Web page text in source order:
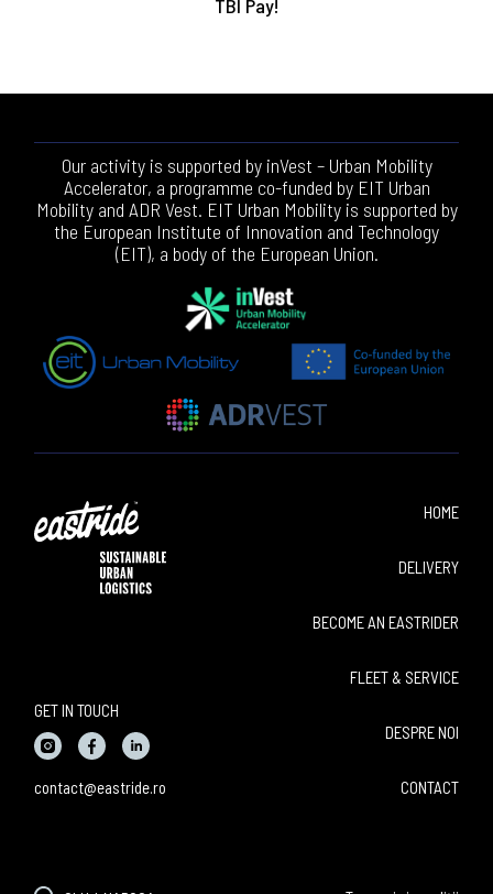
TBI Pay!
Our activity is supported by inVest – Urban Mobility
Accelerator, a programme co-funded by EIT Urban
Mobility and ADR Vest. EIT Urban Mobility is supported by
the European Institute of Innovation and Technology
(EIT), a body of the European Union.
GET IN TOUCH
contact@eastride.ro
HOME
DELIVERY
BECOME AN EASTRIDER
FLEET & SERVICE
DESPRE NOI
CONTACT